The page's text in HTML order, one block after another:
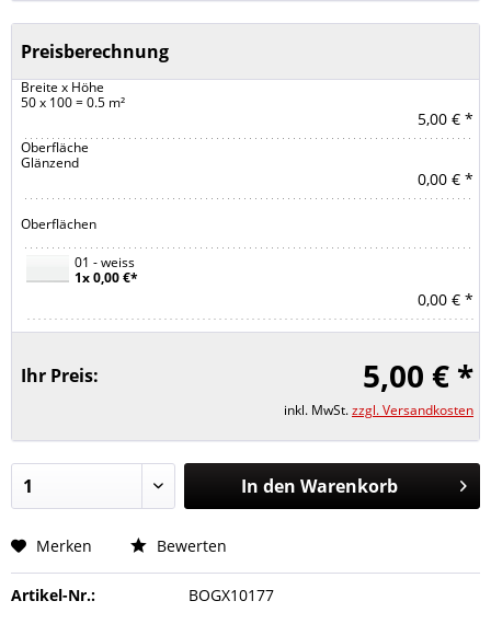
Preisberechnung
Breite x Höhe
50 x 100 = 0.5 m²
5,00 € *
Oberfläche
Glänzend
0,00 € *
Oberflächen
01 - weiss
1x 0,00 €*
0,00 € *
Ihr Preis: 5,00 € *
inkl. MwSt.zzgl. Versandkosten
In den Warenkorb
Merken Bewerten
Artikel-Nr.: BOGX10177